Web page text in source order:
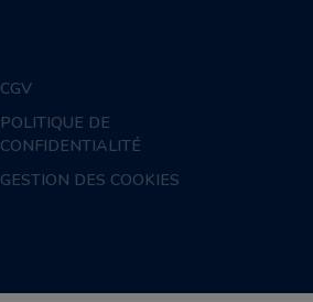
CGV
POLITIQUE DE
CONFIDENTIALITÉ
GESTION DES COOKIES